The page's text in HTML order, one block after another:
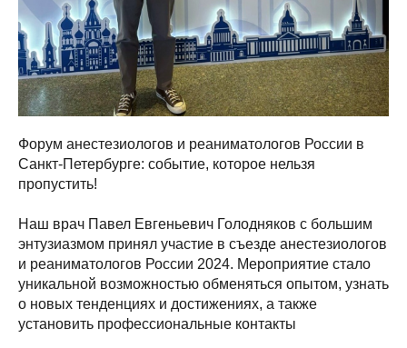
Форум анестезиологов и реаниматологов России в
Санкт-Петербурге: событие, которое нельзя
пропустить!
Наш врач Павел Евгеньевич Голодняков с большим
энтузиазмом принял участие в съезде анестезиологов
и реаниматологов России 2024. Мероприятие стало
уникальной возможностью обменяться опытом, узнать
о новых тенденциях и достижениях, а также
установить профессиональные контакты